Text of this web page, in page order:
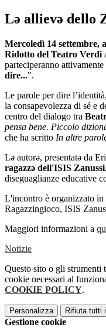
Lə allievə dello
Mercoledì 14 settembre,
Ridotto del Teatro Verdi
parteciperanno
dire...".
Le parole per dire
la consapevolezza di sé e
centro del dialogo tra
pensa bene. Piccolo
che ha scritto In altre
Lə autorə, presentatə da
ragazzə dell'ISIS Zanussi
diseguaglianze educative
L'incontro è organizzato
Ragazzingioco, ISIS
Maggiori informazioni a
Notizie
Questo sito o gli strumenti
cookie necessari al
COOKIE POLICY.
Personalizza Rifiuta tutti
Gestione cookie